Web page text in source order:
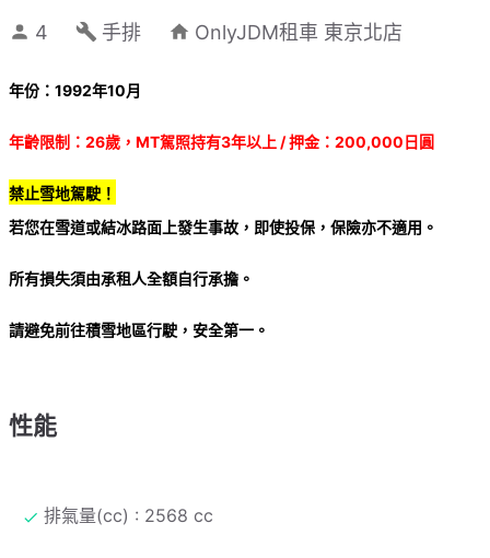
4 手排 OnlyJDM租車 東京北店
年份：1992年10月
年齡限制：26歲，MT駕照持有3年以上 / 押金：200,000日圓
禁止雪地駕駛！
若您在雪道或結冰路面上發生事故，即使投保，保險亦不適用。
所有損失須由承租人全額自行承擔。
請避免前往積雪地區行駛，安全第一。
性能
排氣量(cc) : 2568 cc